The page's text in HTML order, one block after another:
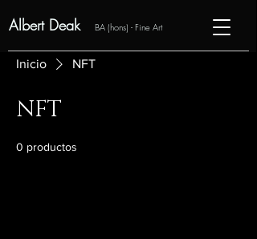
Albert Deak BA (hons) - Fine Art
Inicio NFT
NFT
0 productos